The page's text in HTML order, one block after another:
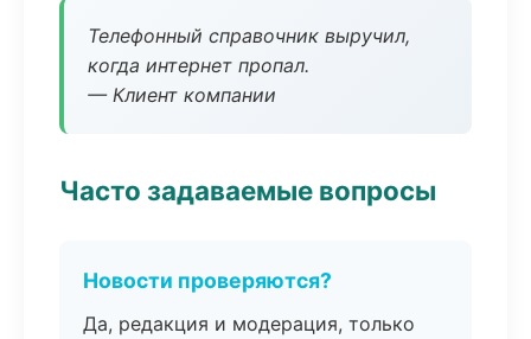
Телефонный справочник выручил,
когда интернет пропал.
— Клиент компании
Часто задаваемые вопросы
Новости проверяются?
Да, редакция и модерация, только